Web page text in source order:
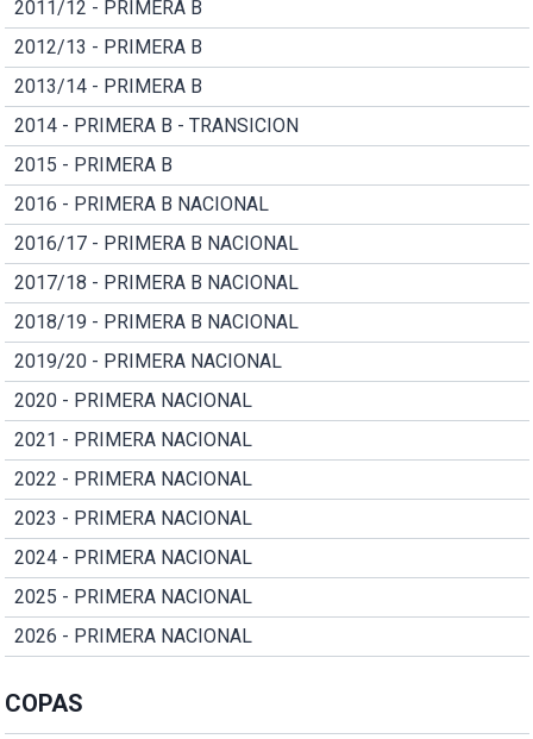
2011/12 - PRIMERA B
2012/13 - PRIMERA B
2013/14 - PRIMERA B
2014 - PRIMERA B - TRANSICION
2015 - PRIMERA B
2016 - PRIMERA B NACIONAL
2016/17 - PRIMERA B NACIONAL
2017/18 - PRIMERA B NACIONAL
2018/19 - PRIMERA B NACIONAL
2019/20 - PRIMERA NACIONAL
2020 - PRIMERA NACIONAL
2021 - PRIMERA NACIONAL
2022 - PRIMERA NACIONAL
2023 - PRIMERA NACIONAL
2024 - PRIMERA NACIONAL
2025 - PRIMERA NACIONAL
2026 - PRIMERA NACIONAL
COPAS